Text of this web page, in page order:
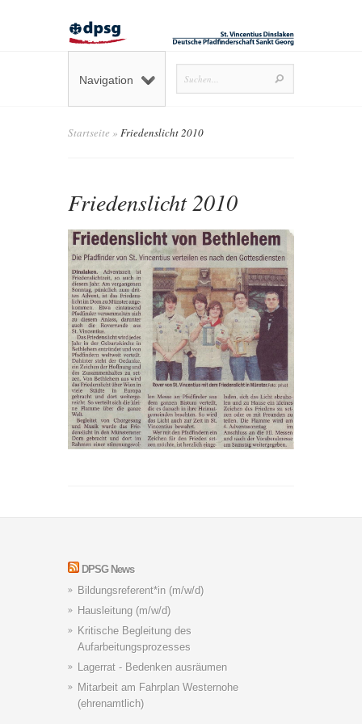
Navigation
Startseite » Friedenslicht 2010
Friedenslicht 2010
DPSG News
Bildungsreferent*in (m/w/d)
Hausleitung (m/w/d)
Kritische Begleitung des
Aufarbeitungsprozesses
Lagerrat - Bedenken ausräumen
Mitarbeit am Fahrplan Westernohe
(ehrenamtlich)